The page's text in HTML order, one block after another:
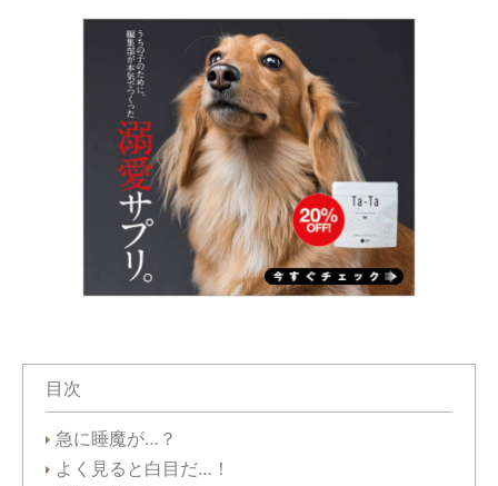
目次
急に睡魔が…？
よく見ると白目だ…！